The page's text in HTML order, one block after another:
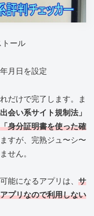
ール
月日を設定
だけで完了します。ま
出会い系サイト規制法」
「身分証明書を使った確
すが、完熟ジュ〜シ〜
せん。
能になるアプリは、 サ
プリなので利用しない